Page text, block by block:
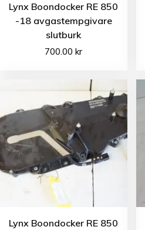
Lynx Boondocker RE 850
-18 avgastempgivare
slutburk
700.00kr
Lynx Boondocker RE 850